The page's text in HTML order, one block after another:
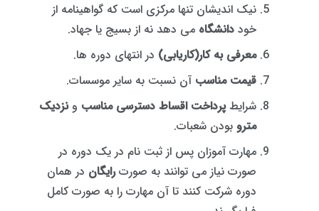
نیک اندیشان تنها مرکزی است که گواهینامه از
خود دانشگاه می دهد نه از بسیج یا جهاد.
معرفی به کار(کاریابی) در انتهای دوره ها.
قیمت مناسب آن نسبت به سایر موسسات.
شرایطپرداخت اقساط دسترسی مناسب ونزدیک
مترو بودن شعبات.
مهارت آموزان پس از ثبت نام در یک دوره در
صورت نیاز می توانند به صورترایگان در همان
دوره شرکت کنند تا آن مهارت را به صورت کامل